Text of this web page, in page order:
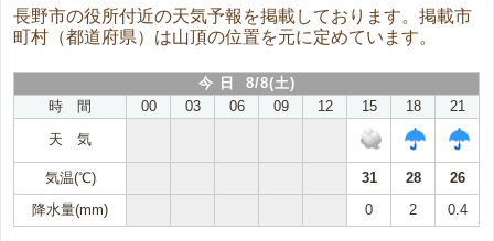
長野市の役所付近の天気予報を掲載しております。掲載市
町村（都道府県）は山頂の位置を元に定めています。
今 日 8/8(土)
時 間
00 03 06 09 12 15 18
21
天 気
気温(℃) 31 28
26
降水量(mm)
0 2 0.4